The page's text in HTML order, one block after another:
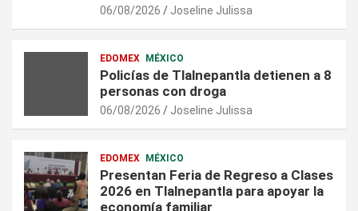
06/08/2026 Joseline Julissa
EDOMEX MÉXICO
Policías de Tlalnepantla detienen a 8
personas con droga
06/08/2026 Joseline Julissa
EDOMEX MÉXICO
Presentan Feria de Regreso a Clases
2026 en Tlalnepantla para apoyar la
economía familiar